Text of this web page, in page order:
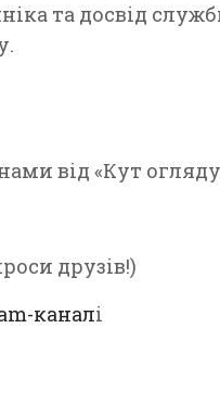
та досвід
від «Кут
друзів!)
каналі